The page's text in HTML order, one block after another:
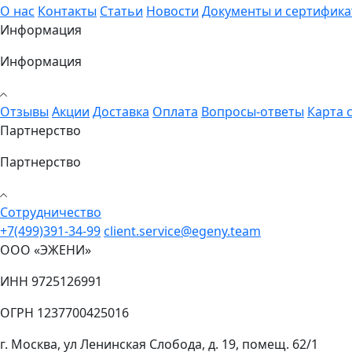
О нас Контакты Статьи Новости Документы и
Информация
Информация
Отзывы Акции Доставка Оплата Вопросы-ответы Карта
Партнерство
Партнерство
Cотрудничество
+7(499)391-34-99client.service@egeny.team
ООО «ЭЖЕНИ»
ИНН 9725126991
ОГРН 1237700425016
г. Москва, ул Ленинская Слобода, д. 19, помещ. 62/1